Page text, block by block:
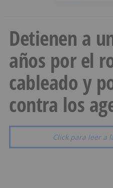
Detienen a
años por el
cableado y
contra los
Click para leer a